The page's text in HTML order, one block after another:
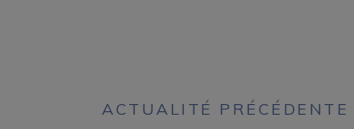
ACTUALITÉ PRÉCÉDENTE